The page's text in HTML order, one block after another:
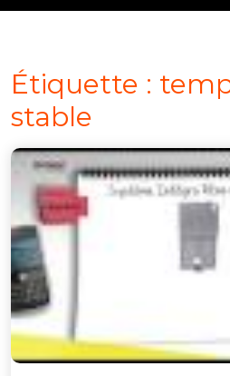
Étiquette :
stable